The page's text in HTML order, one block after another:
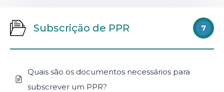
Subscrição de PPR 7
Quais são os documentos necessários para
subscrever um PPR?